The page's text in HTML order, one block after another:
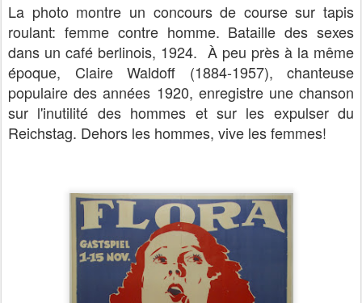
La photo montre un concours de course sur tapis
roulant: femme contre homme. Bataille des sexes
dans un café berlinois, 1924. À peu près à la même
époque, Claire Waldoff (1884-1957), chanteuse
populaire des années 1920, enregistre une chanson
sur l'inutilité des hommes et sur les expulser du
Reichstag. Dehors les hommes, vive les femmes!